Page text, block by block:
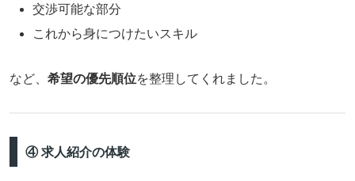
交渉可能な部分
これから身につけたいスキル
など、 希望の優先順位を整理してくれました。
④ 求人紹介の体験